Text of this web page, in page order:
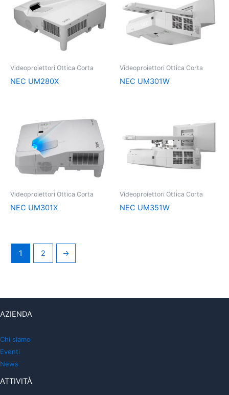
Videoproiettori Ottica Corta
NEC UM280X
Videoproiettori Ottica Corta
NEC UM301W
Videoproiettori Ottica Corta
NEC UM301X
Videoproiettori Ottica Corta
NEC UM351W
1 2 →
AZIENDA
Chi siamo
Eventi
News
ATTIVITÀ